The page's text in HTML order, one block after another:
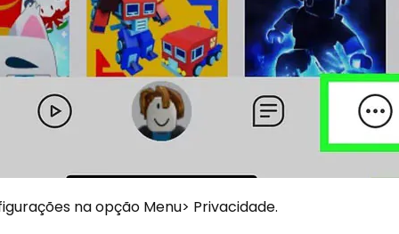
na opção Menu> Privacidade.